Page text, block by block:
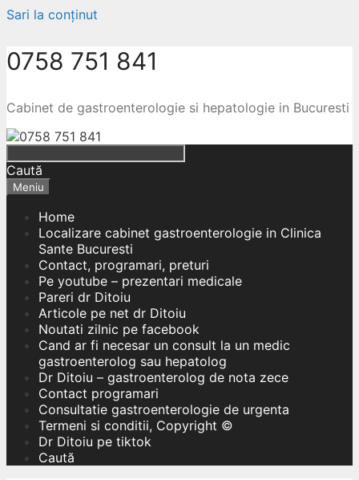
Sari la conținut
0758 751 841
Cabinet de gastroenterologie si hepatologie in Bucuresti
Caută
Meniu
Home
Localizare cabinet gastroenterologie in Clinica
Sante Bucuresti
Contact, programari, preturi
Pe youtube – prezentari medicale
Pareri dr Ditoiu
Articole pe net dr Ditoiu
Noutati zilnic pe facebook
Cand ar fi necesar un consult la un medic
gastroenterolog sau hepatolog
Dr Ditoiu – gastroenterolog de nota zece
Contact programari
Consultatie gastroenterologie de urgenta
Termeni si conditii, Copyright ©
Dr Ditoiu pe tiktok
Caută